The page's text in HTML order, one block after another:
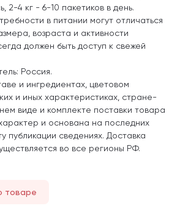
2-4 кг - 6-10 пакетиков в день.
в питании могут отличаться
возраста и активности
должен быть доступ к свежей
Россия.
и ингредиентах, цветовом
и иных характеристиках, стране-
виде и комплекте поставки товара
и основана на последних
публикации сведениях. Доставка
во все регионы РФ.
товаре